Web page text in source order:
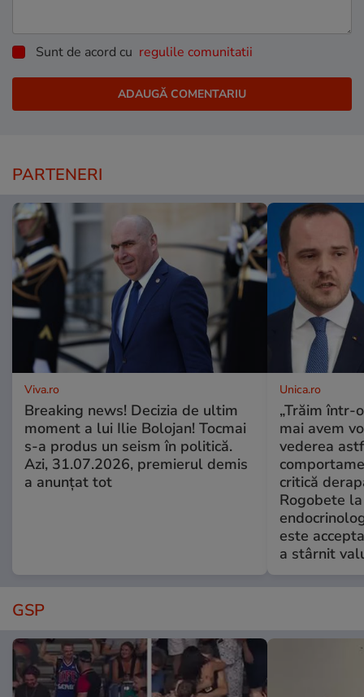
Sunt de acord cu regulile comunitatii
PARTENERI
Viva.ro
Breaking news! Decizia de ultim
moment a lui Ilie Bolojan! Tocmai
s-a produs un seism în politică.
Azi, 31.07.2026, premierul demis
a anunțat tot
Unica.ro
„Trăim într-
mai avem
vederea
critică
Rogobete
este
a stârnit
GSP